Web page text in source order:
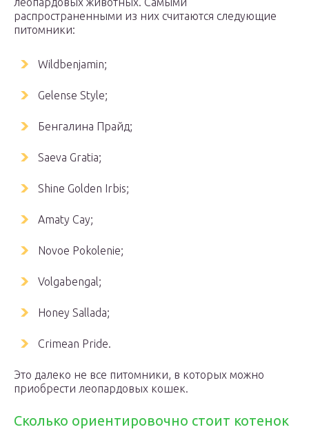
распространенными из них считаются следующие
питомники:
Wildbenjamin;
Gelense Style;
Бенгалина Прайд;
Saeva Gratia;
Shine Golden Irbis;
Amaty Cay;
Novoe Pokolenie;
Volgabengal;
Honey Sallada;
Crimean Pride.
Это далеко не все питомники, в которых можно
приобрести леопардовых кошек.
Сколько ориентировочно стоит котенок